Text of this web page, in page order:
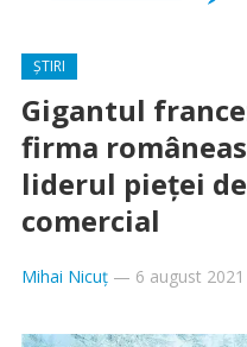
ȘTIRI
Gigantul
firma
liderul pieței
comercial
Mihai Nicuț— 6 august 2021